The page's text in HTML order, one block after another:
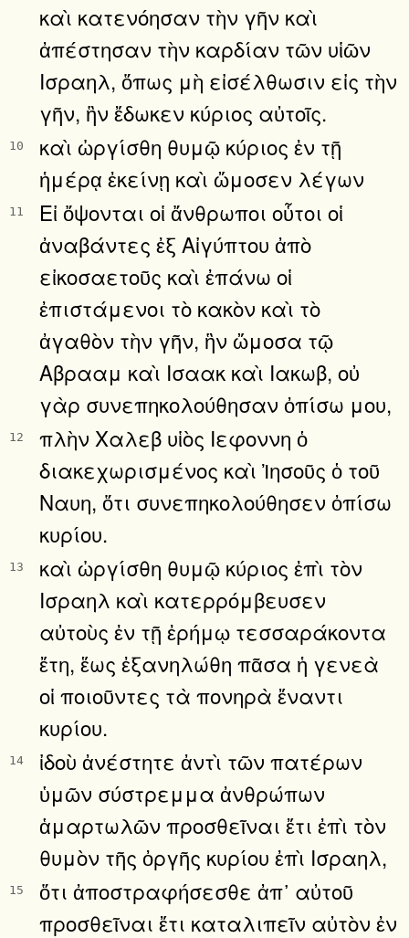
καὶ κατενόησαν τὴν γῆν καὶ
ἀπέστησαν τὴν καρδίαν τῶν υἱῶν
Ισραηλ, ὅπως μὴ εἰσέλθωσιν εἰς τὴν
γῆν, ἣν ἔδωκεν κύριος αὐτοῖς.
10
καὶ ὠργίσθη θυμῷ κύριος ἐν τῇ
ἡμέρᾳ ἐκείνῃ καὶ ὤμοσεν λέγων
11
Εἰ ὄψονται οἱ ἄνθρωποι οὗτοι οἱ
ἀναβάντες ἐξ Αἰγύπτου ἀπὸ
εἰκοσαετοῦς καὶ ἐπάνω οἱ
ἐπιστάμενοι τὸ κακὸν καὶ τὸ
ἀγαθὸν τὴν γῆν, ἣν ὤμοσα τῷ
Αβρααμ καὶ Ισαακ καὶ Ιακωβ, οὐ
γὰρ συνεπηκολούθησαν ὀπίσω μου,
12
πλὴν Χαλεβ υἱὸς Ιεφοννη ὁ
διακεχωρισμένος καὶ Ἰησοῦς ὁ τοῦ
Ναυη, ὅτι συνεπηκολούθησεν ὀπίσω
κυρίου.
13
καὶ ὠργίσθη θυμῷ κύριος ἐπὶ τὸν
Ισραηλ καὶ κατερρόμβευσεν
αὐτοὺς ἐν τῇ ἐρήμῳ τεσσαράκοντα
ἔτη, ἕως ἐξανηλώθη πᾶσα ἡ γενεὰ
οἱ ποιοῦντες τὰ πονηρὰ ἔναντι
κυρίου.
14
ἰδοὺ ἀνέστητε ἀντὶ τῶν πατέρων
ὑμῶν σύστρεμμα ἀνθρώπων
ἁμαρτωλῶν προσθεῖναι ἔτι ἐπὶ τὸν
θυμὸν τῆς ὀργῆς κυρίου ἐπὶ Ισραηλ,
15
ὅτι ἀποστραφήσεσθε ἀπ᾿ αὐτοῦ
προσθεῖναι ἔτι καταλιπεῖν αὐτὸν ἐν